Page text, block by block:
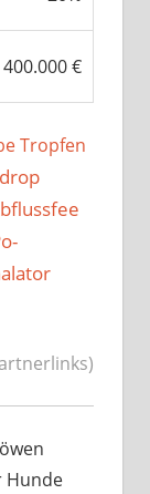
400.000 €
Tropfen
Hunde